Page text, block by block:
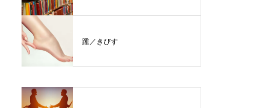
踵／きびす